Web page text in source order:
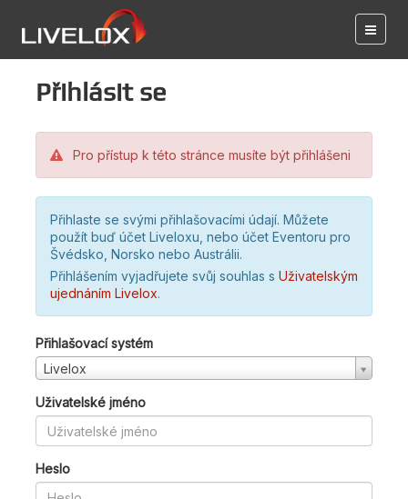
Přihlásit se
Pro přístup k této stránce musíte být přihlášeni
Přihlaste se svými přihlašovacími údají. Můžete
použít buď účet Liveloxu, nebo účet Eventoru pro
Švédsko, Norsko nebo Austrálii.
Přihlášením vyjadřujete svůj souhlas s Uživatelským
ujednáním Livelox.
Přihlašovací systém
Livelox
Uživatelské jméno
Heslo